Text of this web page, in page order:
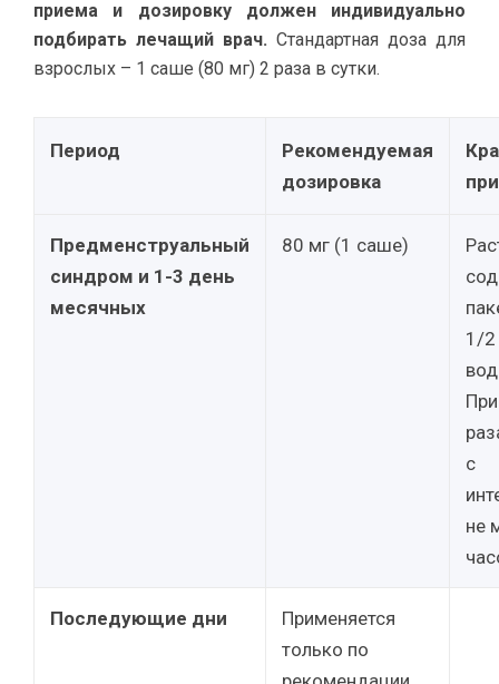
приема и дозировку должен индивидуально
подбирать лечащий врач. Стандартная доза для
взрослых – 1 саше (80 мг) 2 раза в сутки.
Период
Рекомендуемая
дозировка
Предменструальный
синдром и 1-3 день
месячных
80 мг (1 саше)
1/2
с
не
Последующие дни
Применяется
только по